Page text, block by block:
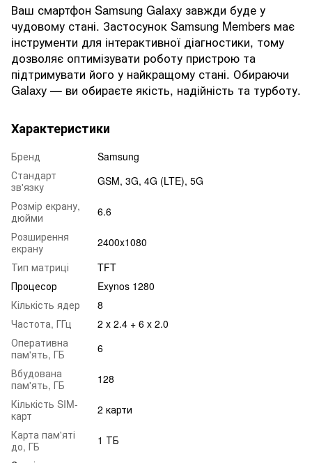
Ваш смартфон Samsung Galaxy завжди буде у
чудовому стані. Застосунок Samsung Members має
інструменти для інтерактивної діагностики, тому
дозволяє оптимізувати роботу пристрою та
підтримувати його у найкращому стані. Обираючи
Galaxy — ви обираєте якість, надійність та турботу.
Характеристики
Бренд
Samsung
Стандарт
зв'язку
GSM, 3G, 4G (LTE), 5G
Розмір екрану,
дюйми
6.6
Розширення
екрану
2400x1080
Тип матриці
TFT
Процесор
Exynos 1280
Кількість ядер
8
Частота, ГГц
2 х 2.4 + 6 x 2.0
Оперативна
пам'ять, ГБ
6
Вбудована
пам'ять, ГБ
128
Кількість SIM-
карт
2 карти
Карта пам'яті
до, ГБ
1 ТБ